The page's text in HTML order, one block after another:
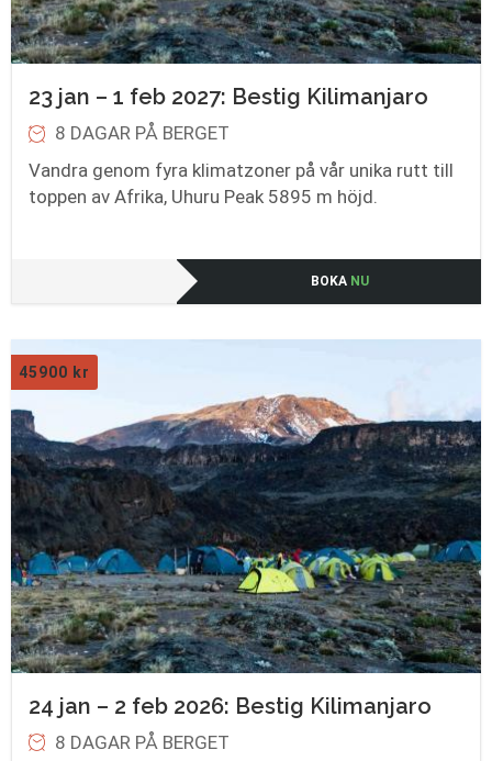
23 jan – 1 feb 2027: Bestig Kilimanjaro
8 DAGAR PÅ BERGET
Vandra genom fyra klimatzoner på vår unika rutt till
toppen av Afrika, Uhuru Peak 5895 m höjd.
BOKA NU
45900 kr
24 jan – 2 feb 2026: Bestig Kilimanjaro
8 DAGAR PÅ BERGET